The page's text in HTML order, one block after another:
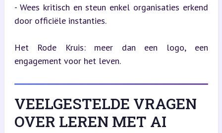
- Wees kritisch en steun enkel organisaties erkend
door officiële instanties.
Het Rode Kruis: meer dan een logo, een
engagement voor het leven.
VEELGESTELDE VRAGEN
OVER LEREN MET AI